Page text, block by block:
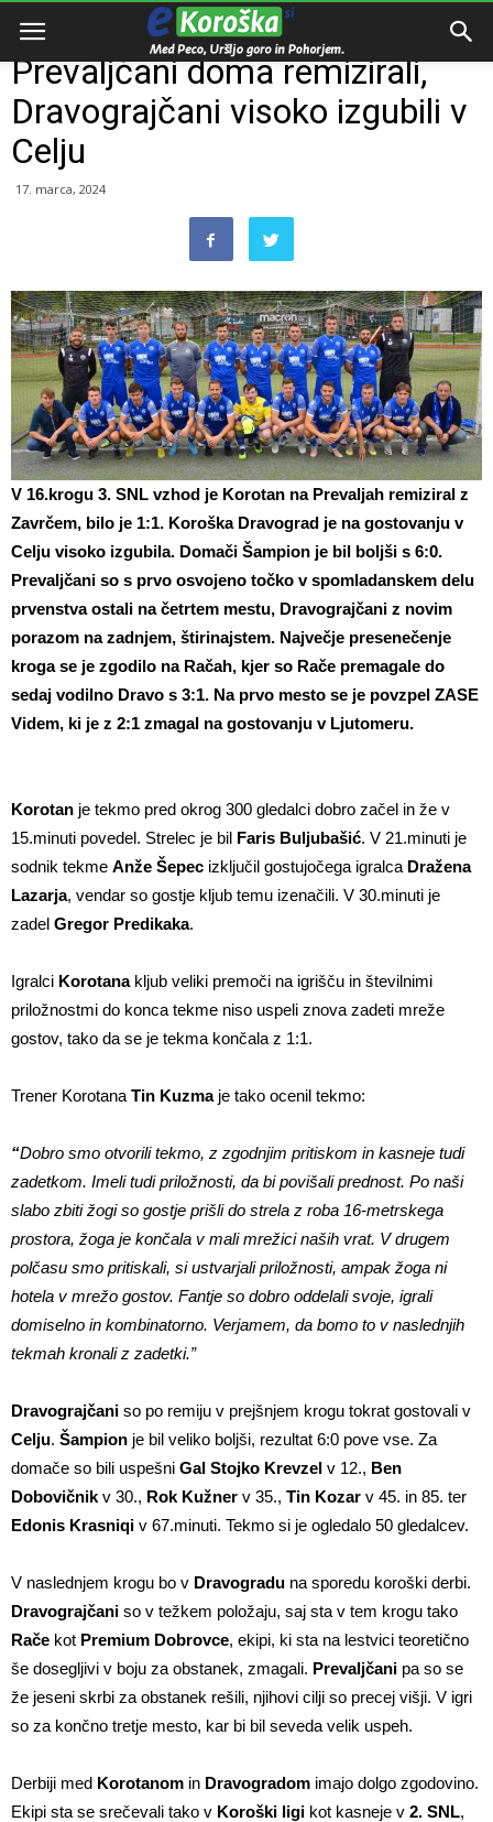
Domov
Prevaljčani doma remizirali,
Dravograjčani visoko izgubili v
Celju
17. marca, 2024
V 16.krogu 3. SNL vzhod je Korotan na Prevaljah remiziral z
Zavrčem, bilo je 1:1. Koroška Dravograd je na gostovanju v
Celju visoko izgubila. Domači Šampion je bil boljši s 6:0.
Prevaljčani so s prvo osvojeno točko v spomladanskem delu
prvenstva ostali na četrtem mestu, Dravograjčani z novim
porazom na zadnjem, štirinajstem. Največje presenečenje
kroga se je zgodilo na Račah, kjer so Rače premagale do
sedaj vodilno Dravo s 3:1. Na prvo mesto se je povzpel ZASE
Videm, ki je z 2:1 zmagal na gostovanju v Ljutomeru.
Korotan je tekmo pred okrog 300 gledalci dobro začel in že v
15.minuti povedel. Strelec je bil Faris Buljubašić. V 21.minuti je
sodnik tekme Anže Šepec izključil gostujočega igralca Dražena
Lazarja, vendar so gostje kljub temu izenačili. V 30.minuti je
zadel Gregor Predikaka.
Igralci Korotanakljub veliki premoči na igrišču in številnimi
priložnostmi do konca tekme niso uspeli znova zadeti mreže
gostov, tako da se je tekma končala z 1:1.
Trener Korotana Tin Kuzmaje tako ocenil tekmo:
“Dobro smo otvorili tekmo, z zgodnjim pritiskom in kasneje tudi
zadetkom. Imeli tudi priložnosti, da bi povišali prednost. Po naši
slabo zbiti žogi so gostje prišli do strela z roba 16-metrskega
prostora, žoga je končala v mali mrežici naših vrat. V drugem
polčasu smo pritiskali, si ustvarjali priložnosti, ampak žoga ni
hotela v mrežo gostov. Fantje so dobro oddelali svoje, igrali
domiselno in kombinatorno. Verjamem, da bomo to v naslednjih
tekmah kronali z zadetki.”
Dravograjčani so po remiju v prejšnjem krogu tokrat gostovali v
Celju. Šampion je bil veliko boljši, rezultat 6:0 pove vse. Za
domače so bili uspešni Gal Stojko Krevzel v 12., Ben
Dobovičnik v 30., Rok Kužner v 35., Tin Kozar v 45. in 85. ter
Edonis Krasniqi v 67.minuti. Tekmo si je ogledalo 50 gledalcev.
V naslednjem krogu bo v Dravogradu na sporedu koroški derbi.
Dravograjčani so v težkem položaju, saj sta v tem krogu tako
Rače kot Premium Dobrovce, ekipi, ki sta na lestvici teoretično
še dosegljivi v boju za obstanek, zmagali. Prevaljčani pa so se
že jeseni skrbi za obstanek rešili, njihovi cilji so precej višji. V igri
so za končno tretje mesto, kar bi bil seveda velik uspeh.
Derbiji med Korotanom in Dravogradom imajo dolgo zgodovino.
Ekipi sta se srečevali tako v Koroški ligi kot kasneje v 2. SNL,